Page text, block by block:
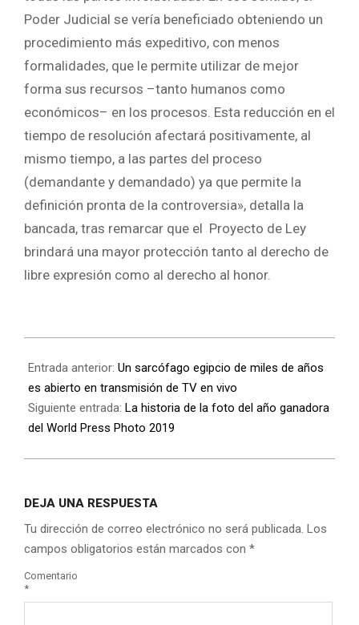
Poder Judicial se vería beneficiado obteniendo un
procedimiento más expeditivo, con menos
formalidades, que le permite utilizar de mejor
forma sus recursos –tanto humanos como
económicos– en los procesos. Esta reducción en el
tiempo de resolución afectará positivamente, al
mismo tiempo, a las partes del proceso
(demandante y demandado) ya que permite la
definición pronta de la controversia», detalla la
bancada, tras remarcar que el Proyecto de Ley
brindará una mayor protección tanto al derecho de
libre expresión como al derecho al honor.
Entrada anterior: Un sarcófago egipcio de miles de años
es abierto en transmisión de TV en vivo
Siguiente entrada: La historia de la foto del año ganadora
del World Press Photo 2019
DEJA UNA RESPUESTA
Tu dirección de correo electrónico no será publicada. Los
campos obligatorios están marcados con *
Comentario
*